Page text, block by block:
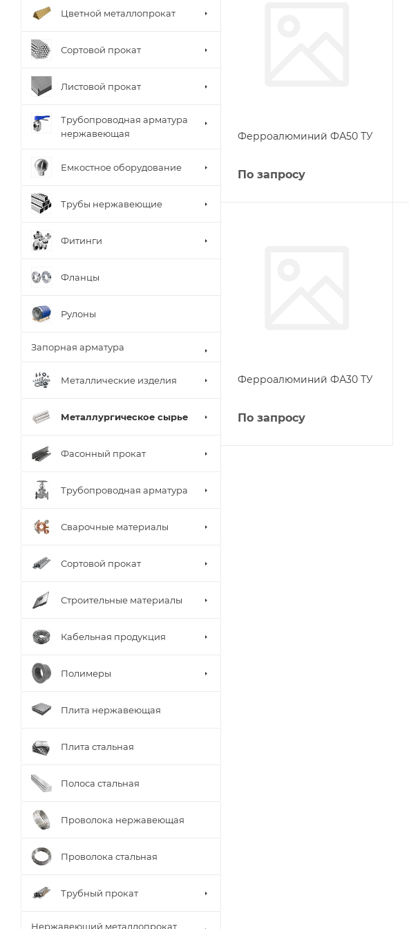
Ферроалюминий ФА50 ТУ
По запросу
Ферроалюминий ФА30 ТУ
По запросу
Цветной металлопрокат
Сортовой прокат
Листовой прокат
Трубопроводная арматура
нержавеющая
Емкостное оборудование
Трубы нержавеющие
Фитинги
Фланцы
Рулоны
Запорная арматура
Металлические изделия
Металлургическое сырье
Фасонный прокат
Трубопроводная арматура
Сварочные материалы
Сортовой прокат
Строительные материалы
Кабельная продукция
Полимеры
Плита нержавеющая
Плита стальная
Полоса стальная
Проволока нержавеющая
Проволока стальная
Трубный прокат
Нержавеющий металлопрокат